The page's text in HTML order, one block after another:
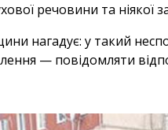
речовини та ніякої
нагадує: у такий
— повідомляти